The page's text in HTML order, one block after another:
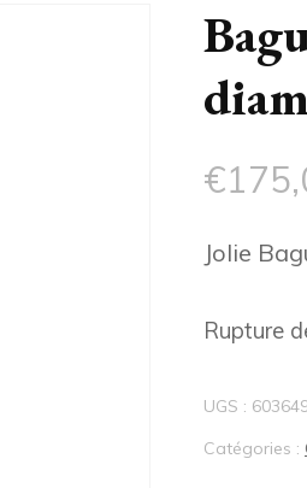
MONTRES
MONTRES
€
Jolie
Rupture
UGS :
Catégories :